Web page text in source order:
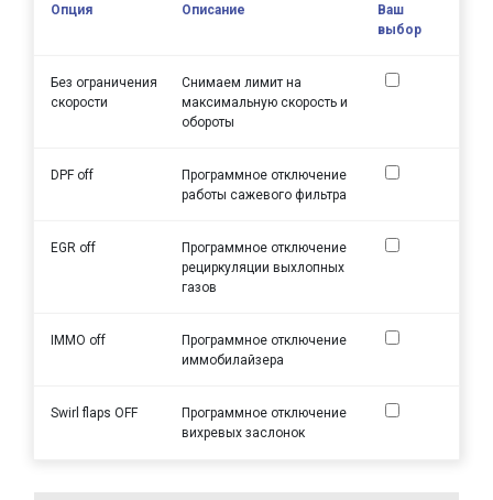
Опция Описание
Ваш
выбор
Без ограничения
скорости
Снимаем лимит на
максимальную скорость и
обороты
DPF off
Программное отключение
работы сажевого фильтра
EGR off
Программное отключение
рециркуляции выхлопных
газов
IMMO off
Программное отключение
иммобилайзера
Swirl flaps OFF
Программное отключение
вихревых заслонок